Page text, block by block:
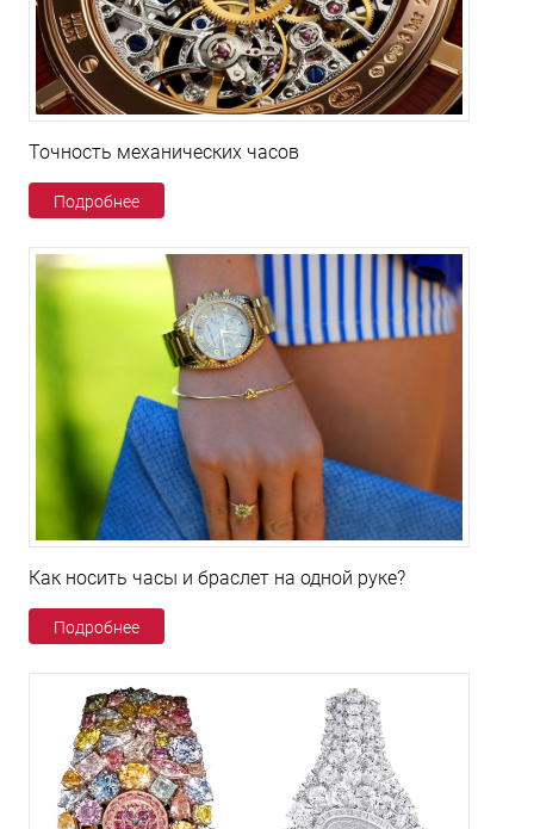
Точность механических часов
Подробнее
Как носить часы и браслет на одной руке?
Подробнее